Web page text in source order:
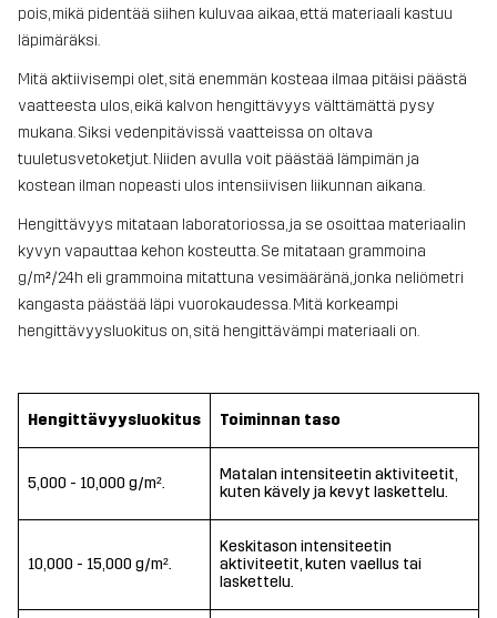
pois, mikä pidentää siihen kuluvaa aikaa, että materiaali kastuu
läpimäräksi.
Mitä aktiivisempi olet, sitä enemmän kosteaa ilmaa pitäisi päästä
vaatteesta ulos, eikä kalvon hengittävyys välttämättä pysy
mukana. Siksi vedenpitävissä vaatteissa on oltava
tuuletusvetoketjut. Niiden avulla voit päästää lämpimän ja
kostean ilman nopeasti ulos intensiivisen liikunnan aikana.
Hengittävyys mitataan laboratoriossa, ja se osoittaa materiaalin
kyvyn vapauttaa kehon kosteutta. Se mitataan grammoina
g/m²/24h eli grammoina mitattuna vesimääränä, jonka neliömetri
kangasta päästää läpi vuorokaudessa.Mitä korkeampi
hengittävyysluokitus on, sitä hengittävämpi materiaali on.
Hengittävyysluokitus Toiminnan taso
5,000 - 10,000 g/m².
Matalan intensiteetin aktiviteetit,
kuten kävely ja kevyt laskettelu.
10,000 - 15,000 g/m².
Keskitason intensiteetin
aktiviteetit, kuten vaellus tai
laskettelu.